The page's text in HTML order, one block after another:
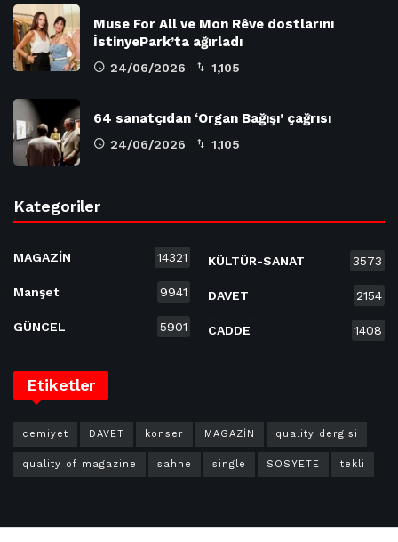
Muse For All ve Mon Rêve dostlarını
İstinyePark’ta ağırladı
24/06/2026 1,105
64 sanatçıdan ‘Organ Bağışı’ çağrısı
24/06/2026 1,105
Kategoriler
MAGAZİN 14321
Manşet 9941
GÜNCEL 5901
KÜLTÜR-SANAT 3573
DAVET 2154
CADDE 1408
Etiketler
cemiyet DAVET konser MAGAZİN quality dergisi
quality of magazine sahne single SOSYETE tekli